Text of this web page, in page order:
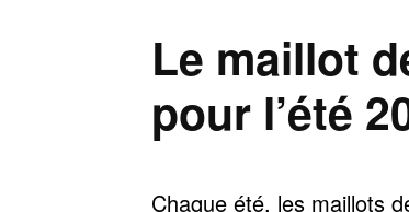
Le maillot
pour l’été
Chaque été, les maillots